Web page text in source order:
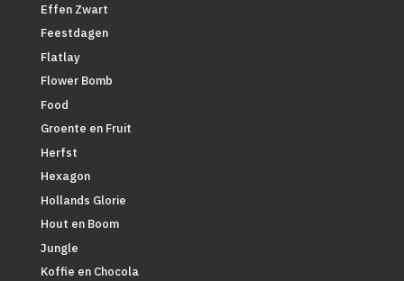
Effen Zwart
Feestdagen
Flatlay
Flower Bomb
Food
Groente en Fruit
Herfst
Hexagon
Hollands Glorie
Hout en Boom
Jungle
Koffie en Chocola